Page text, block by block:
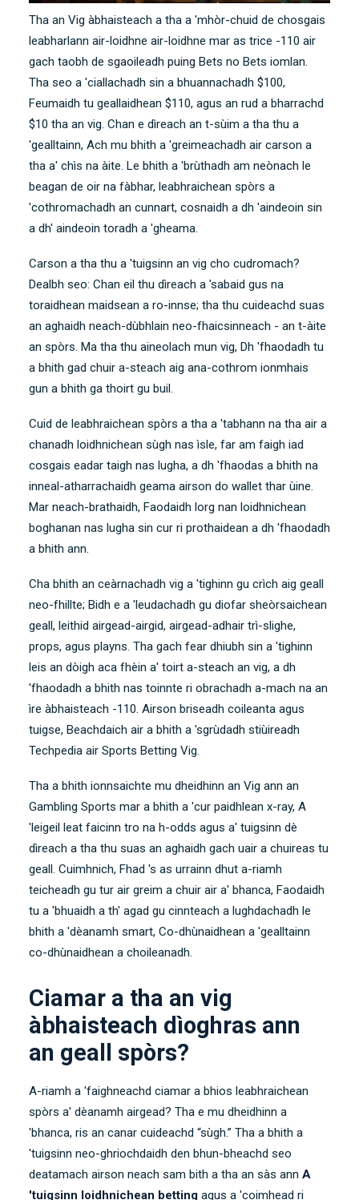
Tha an Vig àbhaisteach a tha a 'mhòr-chuid de chosgais
leabharlann air-loidhne air-loidhne mar as trice -110 air
gach taobh de sgaoileadh puing Bets no Bets iomlan.
Tha seo a 'ciallachadh sin a bhuannachadh $100,
Feumaidh tu geallaidhean $110, agus an rud a bharrachd
$10 tha an vig. Chan e dìreach an t-sùim a tha thu a
'gealltainn, Ach mu bhith a 'greimeachadh air carson a
tha a' chìs na àite. Le bhith a 'brùthadh am neònach le
beagan de oir na fàbhar, leabhraichean spòrs a
'cothromachadh an cunnart, cosnaidh a dh 'aindeoin sin
a dh' aindeoin toradh a 'gheama.
Carson a tha thu a 'tuigsinn an vig cho cudromach?
Dealbh seo: Chan eil thu dìreach a 'sabaid gus na
toraidhean maidsean a ro-innse; tha thu cuideachd suas
an aghaidh neach-dùbhlain neo-fhaicsinneach - an t-àite
an spòrs. Ma tha thu aineolach mun vig, Dh 'fhaodadh tu
a bhith gad chuir a-steach aig ana-cothrom ionmhais
gun a bhith ga thoirt gu buil.
Cuid de leabhraichean spòrs a tha a 'tabhann na tha air a
chanadh loidhnichean sùgh nas ìsle, far am faigh iad
cosgais eadar taigh nas lugha, a dh 'fhaodas a bhith na
inneal-atharrachaidh geama airson do wallet thar ùine.
Mar neach-brathaidh, Faodaidh lorg nan loidhnichean
boghanan nas lugha sin cur ri prothaidean a dh 'fhaodadh
a bhith ann.
Cha bhith an ceàrnachadh vig a 'tighinn gu crìch aig geall
neo-fhillte; Bidh e a 'leudachadh gu diofar sheòrsaichean
geall, leithid airgead-airgid, airgead-adhair trì-slighe,
props, agus playns. Tha gach fear dhiubh sin a 'tighinn
leis an dòigh aca fhèin a' toirt a-steach an vig, a dh
'fhaodadh a bhith nas toinnte ri obrachadh a-mach na an
ìre àbhaisteach -110. Airson briseadh coileanta agus
tuigse, Beachdaich air a bhith a 'sgrùdadh stiùireadh
Techpedia air Sports Betting Vig.
Tha a bhith ionnsaichte mu dheidhinn an Vig ann an
Gambling Sports mar a bhith a 'cur paidhlean x-ray, A
'leigeil leat faicinn tro na h-odds agus a' tuigsinn dè
dìreach a tha thu suas an aghaidh gach uair a chuireas tu
geall. Cuimhnich, Fhad 's as urrainn dhut a-riamh
teicheadh ​​gu tur air greim a chuir air a' bhanca, Faodaidh
tu a 'bhuaidh a th' agad gu cinnteach a lughdachadh le
bhith a 'dèanamh smart, Co-dhùnaidhean a 'gealltainn
co-dhùnaidhean a choileanadh.
Ciamar a tha an vig
àbhaisteach dìoghras ann
an geall spòrs?
A-riamh a 'faighneachd ciamar a bhios leabhraichean
spòrs a' dèanamh airgead? Tha e mu dheidhinn a
'bhanca, ris an canar cuideachd “sùgh.” Tha a bhith a
'tuigsinn neo-ghriochdaidh den bhun-bheachd seo
deatamach airson neach sam bith a tha an sàs ann A
'tuigsinn loidhnichean betting agus a 'coimhead ri